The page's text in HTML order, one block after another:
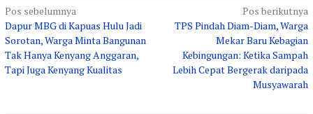
Navigasi
pos
Pos sebelumnya
Dapur MBG di Kapuas Hulu Jadi
Sorotan, Warga Minta Bangunan
Tak Hanya Kenyang Anggaran,
Tapi Juga Kenyang Kualitas
Pos berikutnya
TPS Pindah Diam-Diam, Warga
Mekar Baru Kebagian
Kebingungan: Ketika Sampah
Lebih Cepat Bergerak daripada
Musyawarah